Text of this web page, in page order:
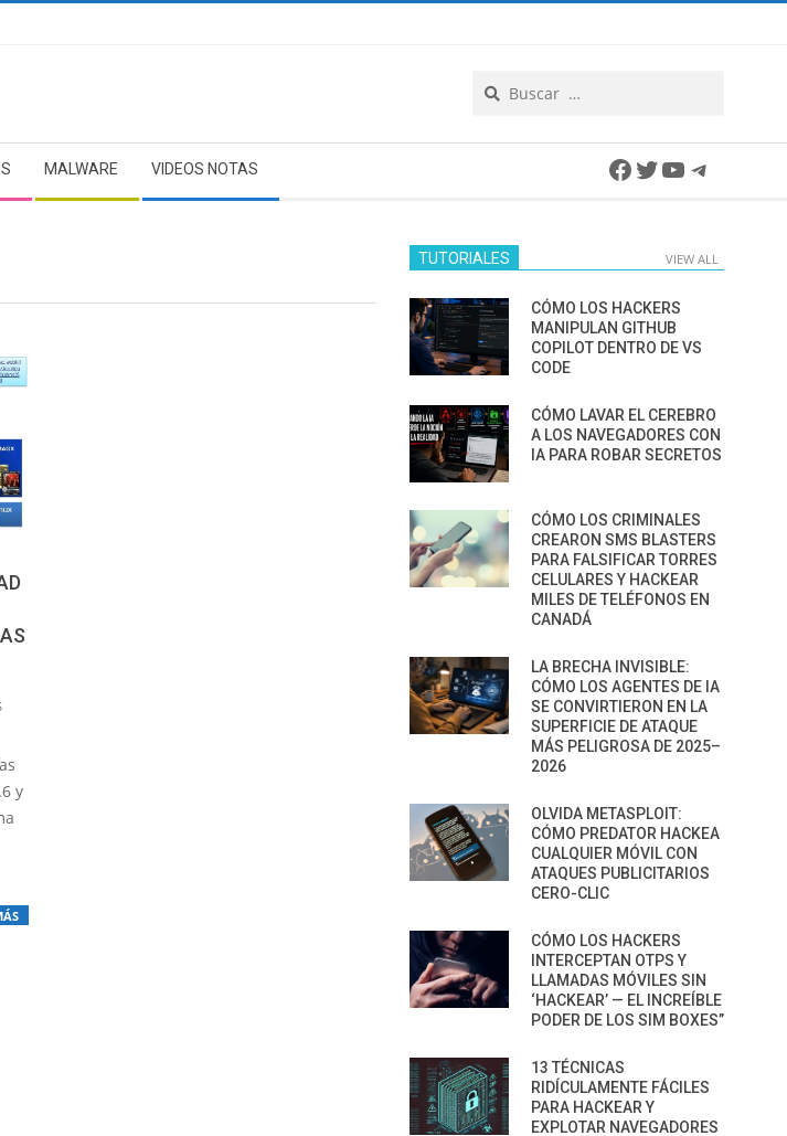
MALWARE VIDEOS NOTAS Facebook
Twitter
YouTube
y
TUTORIALES VIEW ALL
CÓMO LOS HACKERS
MANIPULAN GITHUB
COPILOT DENTRO DE VS
CODE
CÓMO LAVAR EL CEREBRO
A LOS NAVEGADORES CON
IA PARA ROBAR SECRETOS
CÓMO LOS CRIMINALES
CREARON SMS BLASTERS
PARA FALSIFICAR TORRES
CELULARES Y HACKEAR
MILES DE TELÉFONOS EN
CANADÁ
LA BRECHA INVISIBLE:
CÓMO LOS AGENTES DE IA
SE CONVIRTIERON EN LA
SUPERFICIE DE ATAQUE
MÁS PELIGROSA DE 2025–
2026
OLVIDA METASPLOIT:
CÓMO PREDATOR HACKEA
CUALQUIER MÓVIL CON
ATAQUES PUBLICITARIOS
CERO-CLIC
CÓMO LOS HACKERS
INTERCEPTAN OTPS Y
LLAMADAS MÓVILES SIN
‘HACKEAR’ — EL INCREÍBLE
PODER DE LOS SIM BOXES”
13 TÉCNICAS
RIDÍCULAMENTE FÁCILES
PARA HACKEAR Y
EXPLOTAR NAVEGADORES